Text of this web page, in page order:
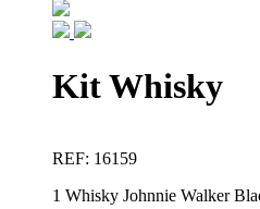
Kit Whisky
REF: 16159
1 Whisky Johnnie Walker